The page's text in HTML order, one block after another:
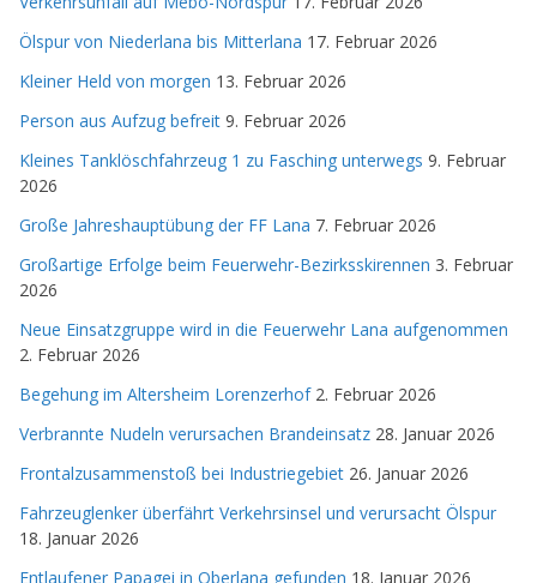
Ölspur von Niederlana bis Mitterlana 17. Februar 2026
Kleiner Held von morgen 13. Februar 2026
Person aus Aufzug befreit 9. Februar 2026
Kleines Tanklöschfahrzeug 1 zu Fasching unterwegs 9. Februar
2026
Große Jahreshauptübung der FF Lana 7. Februar 2026
Großartige Erfolge beim Feuerwehr-Bezirksskirennen 3. Februar
2026
Neue Einsatzgruppe wird in die Feuerwehr Lana aufgenommen
2. Februar 2026
Begehung im Altersheim Lorenzerhof 2. Februar 2026
Verbrannte Nudeln verursachen Brandeinsatz 28. Januar 2026
Frontalzusammenstoß bei Industriegebiet 26. Januar 2026
Fahrzeuglenker überfährt Verkehrsinsel und verursacht Ölspur
18. Januar 2026
Entlaufener Papagei in Oberlana gefunden 18. Januar 2026